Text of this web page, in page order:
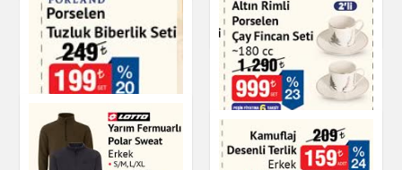
Giyim
Altın Rimli Porselen
Çay Fincan Seti 180